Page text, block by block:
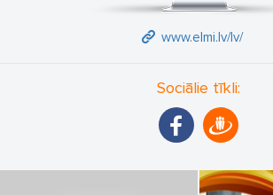
uzdevumu risinājumu rentabilitāti. Mūsu
individuālu pieejas katram
www.elmi.lv/lv/
Sociālie tīkli: